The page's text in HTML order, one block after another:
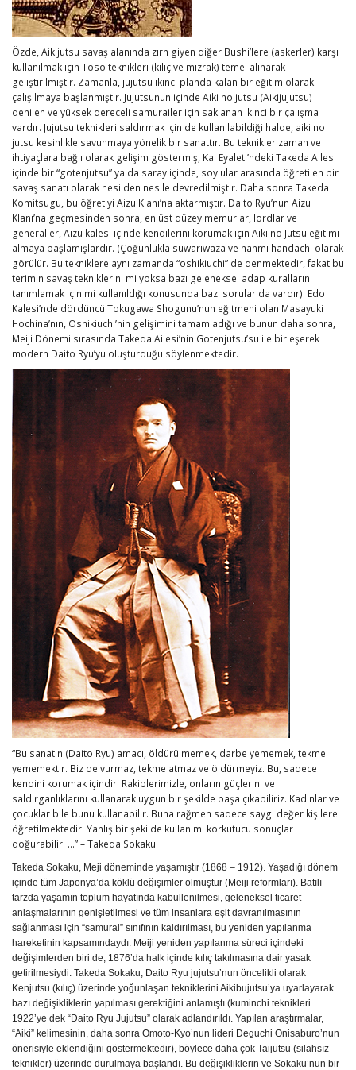
Özde, Aikijutsu savaş alanında zırh giyen diğer Bushi’lere (askerler) karşı
kullanılmak için Toso teknikleri (kılıç ve mızrak) temel alınarak
geliştirilmiştir. Zamanla, jujutsu ikinci planda kalan bir eğitim olarak
çalışılmaya başlanmıştır. Jujutsunun içinde Aiki no jutsu (Aikijujutsu)
denilen ve yüksek dereceli samurailer için saklanan ikinci bir çalışma
vardır. Jujutsu teknikleri saldırmak için de kullanılabildiği halde, aiki no
jutsu kesinlikle savunmaya yönelik bir sanattır. Bu teknikler zaman ve
ihtiyaçlara bağlı olarak gelişim göstermiş, Kai Eyaleti’ndeki Takeda Ailesi
içinde bir “gotenjutsu” ya da saray içinde, soylular arasında öğretilen bir
savaş sanatı olarak nesilden nesile devredilmiştir. Daha sonra Takeda
Komitsugu, bu öğretiyi Aizu Klanı’na aktarmıştır. Daito Ryu’nun Aizu
Klanı’na geçmesinden sonra, en üst düzey memurlar, lordlar ve
generaller, Aizu kalesi içinde kendilerini korumak için Aiki no Jutsu eğitimi
almaya başlamışlardır. (Çoğunlukla suwariwaza ve hanmi handachi olarak
görülür. Bu tekniklere aynı zamanda “oshikiuchi” de denmektedir, fakat bu
terimin savaş tekniklerini mi yoksa bazı geleneksel adap kurallarını
tanımlamak için mi kullanıldığı konusunda bazı sorular da vardır). Edo
Kalesi’nde dördüncü Tokugawa Shogunu’nun eğitmeni olan Masayuki
Hochina’nın, Oshikiuchi’nin gelişimini tamamladığı ve bunun daha sonra,
Meiji Dönemi sırasında Takeda Ailesi’nin Gotenjutsu’su ile birleşerek
modern Daito Ryu’yu oluşturduğu söylenmektedir.
“Bu sanatın (Daito Ryu) amacı, öldürülmemek, darbe yememek, tekme
yememektir. Biz de vurmaz, tekme atmaz ve öldürmeyiz. Bu, sadece
kendini korumak içindir. Rakiplerimizle, onların güçlerini ve
saldırganlıklarını kullanarak uygun bir şekilde başa çıkabiliriz. Kadınlar ve
çocuklar bile bunu kullanabilir. Buna rağmen sadece saygı değer kişilere
öğretilmektedir. Yanlış bir şekilde kullanımı korkutucu sonuçlar
doğurabilir. ...” – Takeda Sokaku.
Takeda Sokaku, Meji döneminde yaşamıştır (1868 – 1912). Yaşadığı dönem
içinde tüm Japonya’da köklü değişimler olmuştur (Meiji reformları). Batılı
tarzda yaşamın toplum hayatında kabullenilmesi, geleneksel ticaret
anlaşmalarının genişletilmesi ve tüm insanlara eşit davranılmasının
sağlanması için “samurai” sınıfının kaldırılması, bu yeniden yapılanma
hareketinin kapsamındaydı. Meiji yeniden yapılanma süreci içindeki
değişimlerden biri de, 1876’da halk içinde kılıç takılmasına dair yasak
getirilmesiydi. Takeda Sokaku, Daito Ryu jujutsu’nun öncelikli olarak
Kenjutsu (kılıç) üzerinde yoğunlaşan tekniklerini Aikibujutsu’ya uyarlayarak
bazı değişikliklerin yapılması gerektiğini anlamıştı (kuminchi teknikleri
1922’ye dek “Daito Ryu Jujutsu” olarak adlandırıldı. Yapılan araştırmalar,
“Aiki” kelimesinin, daha sonra Omoto-Kyo’nun lideri Deguchi Onisaburo’nun
önerisiyle eklendiğini göstermektedir), böylece daha çok Taijutsu (silahsız
teknikler) üzerinde durulmaya başlandı. Bu değişikliklerin ve Sokaku’nun bir